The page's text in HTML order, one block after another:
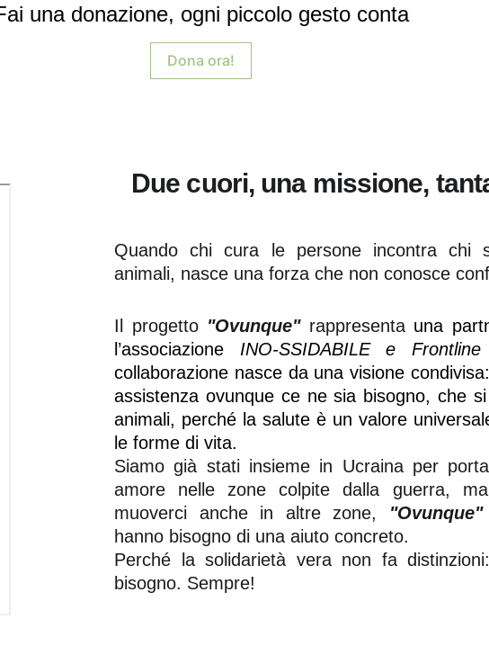
una donazione, ogni piccolo gesto conta
Dona ora!
Quando chi cura le persone incontra chi
animali, nasce una forza che non conosce
Il progetto "Ovunque"rappresenta una
l’associazione INO-SSIDABILE e
collaborazione nasce da una visione
assistenza ovunque ce ne sia bisogno, che
animali, perché la salute è un valore
le forme di vita.
Siamo già stati insieme in Ucraina per
amore nelle zone colpite dalla guerra,
muoverci anche in altre zone,
"Ovunque"
hanno bisogno di una aiuto concreto.
Perché la solidarietà vera non fa
bisogno. Sempre!
Due cuori, una missione,